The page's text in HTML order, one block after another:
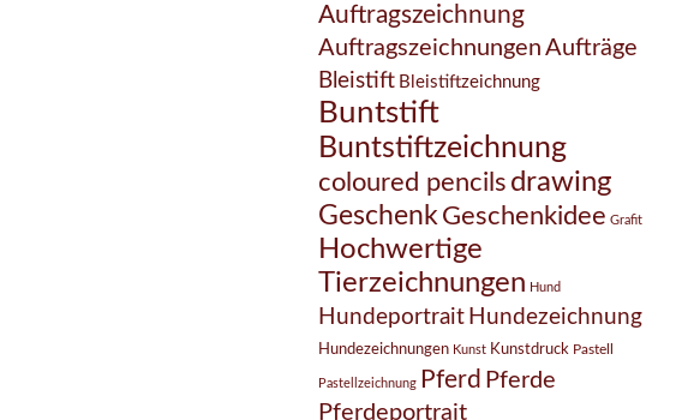
Auftragszeichnung
Auftragszeichnungen Aufträge
Bleistift Bleistiftzeichnung
Buntstift
Buntstiftzeichnung
coloured pencils drawing
Geschenk Geschenkidee Grafit
Hochwertige
Tierzeichnungen Hund
Hundeportrait Hundezeichnung
Hundezeichnungen Kunst Kunstdruck Pastell
Pastellzeichnung Pferd Pferde
Pferdeportrait